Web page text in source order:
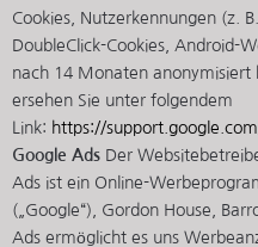
Cookies, Nutzerkennungen (z.
DoubleClick-Cookies, Android-
nach 14 Monaten anonymisiert
ersehen Sie unter folgendem
Link: https://
Google Ads Der
Ads ist ein Online-
(„Google“), Gordon House,
Ads ermöglicht es uns